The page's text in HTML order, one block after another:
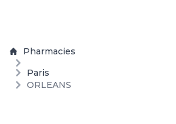
Pharmacies
Paris
ORLEANS